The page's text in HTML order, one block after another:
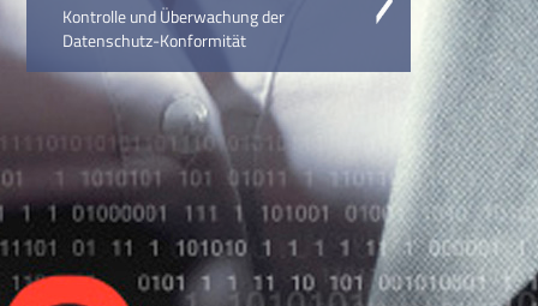
Kontrolle und Überwachung der
Datenschutz-Konformität